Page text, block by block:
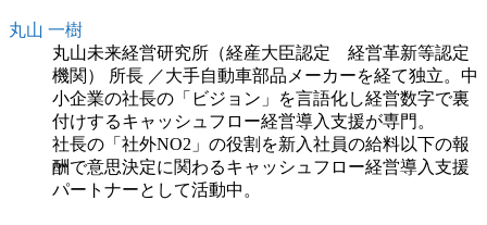
丸山 一樹
丸山未来経営研究所（経産大臣認定 経営革新等認定
機関） 所長 ／大手自動車部品メーカーを経て独立。中
小企業の社長の「ビジョン」を言語化し経営数字で裏
付けするキャッシュフロー経営導入支援が専門。
社長の「社外NO2」の役割を新入社員の給料以下の報
酬で意思決定に関わるキャッシュフロー経営導入支援
パートナーとして活動中。